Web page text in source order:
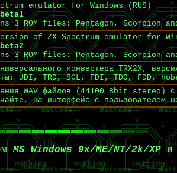
emulator for Windows (RUS)
3 ROM files: Pentagon, Scorpion
of ZX Spectrum emulator for
3 ROM files: Pentagon, Scorpion
конвертера TRX2X,
UDI, TRD, SCL, FDI, TD0, FDD,
WAV файлов (44100 8bit stereo)
на интерфейс с
MS Windows 9x/ME/NT/2k/XPи